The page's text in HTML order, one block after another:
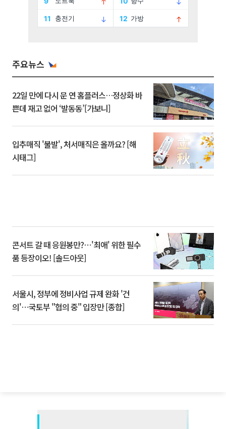
주요뉴스
22일 만에 다시 문 연 홈플러스…정상화 바
쁜데 재고 없어 ‘발동동’[가보니]
입추매직 '불발', 처서매직은 올까요? [해
시태그]
콘서트 갈 때 응원봉만?⋯'최애' 위한 필수
품 등장이오! [솔드아웃]
서울시, 정부에 정비사업 규제 완화 '건
의'⋯국토부 "협의 중" 입장만 [종합]